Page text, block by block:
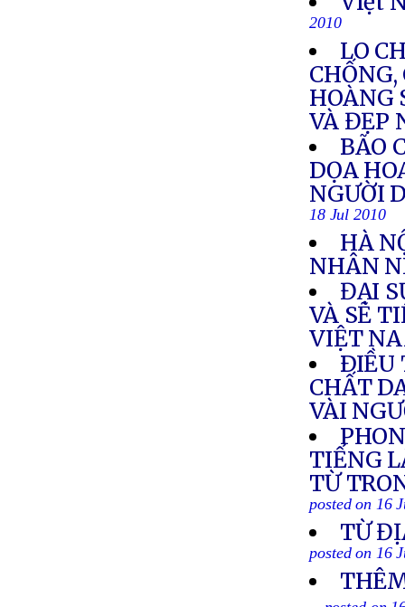
2010
LO
HOÀNG
VÀ ĐẸP
BÃO
DỌA
NGƯỜI
18 Jul 2010
HÀ
NHÂN
ĐẠI
VÀ SẼ
VIỆT
ÐIỀU
CHẤT
VÀI
TIẾNG
TỪ
posted on 16
TỪ
posted on 16